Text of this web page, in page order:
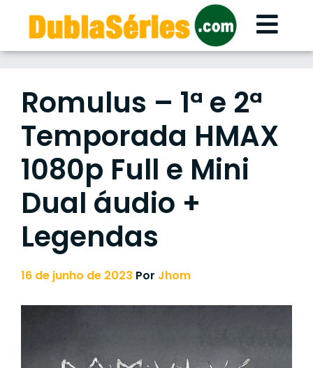
content
Romulus – 1ª e 2ª
Temporada HMAX
1080p Full e Mini
Dual áudio +
Legendas
16 de junho de 2023 Por Jhom